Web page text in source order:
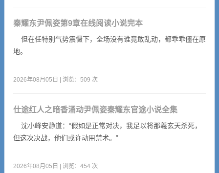
秦耀东尹佩姿第9章在线阅读小说完本
但在任特别气势震慑下，全场没有谁竟敢乱动，都乖乖僵在原
地。
2026年08月05日 | 浏览：509 次
仕途红人之暗香涌动尹佩姿秦耀东官途小说全集
沈小峰安静道：“假如是正常对决，我足以将那羲玄天杀死，
但这次决战，他们或许动用禁术。”
2026年08月05日 | 浏览：454 次